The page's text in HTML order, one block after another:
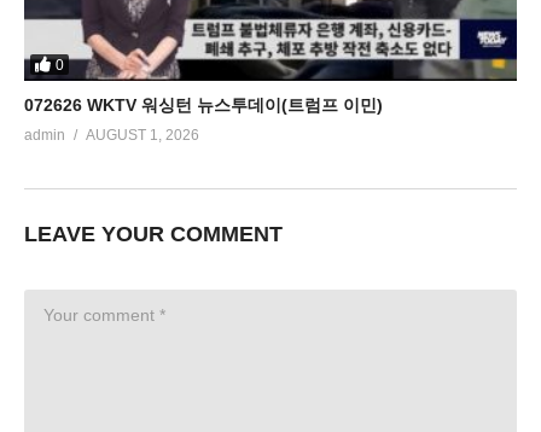
0
072626 WKTV 워싱턴 뉴스투데이(트럼프 이민)
admin AUGUST 1, 2026
LEAVE YOUR COMMENT